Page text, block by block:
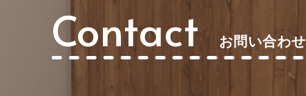
Contact お問い合わせ